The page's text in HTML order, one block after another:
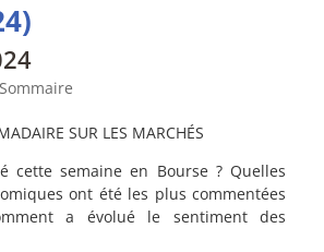
Sommaire
SUR LES MARCHÉS
cette semaine en Bourse ? Quelles
ont été les plus commentées
a évolué le sentiment des